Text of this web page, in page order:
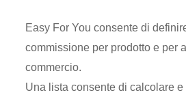
Easy For You consente di
commissione per prodotto e per
commercio.
Una lista consente di calcolare